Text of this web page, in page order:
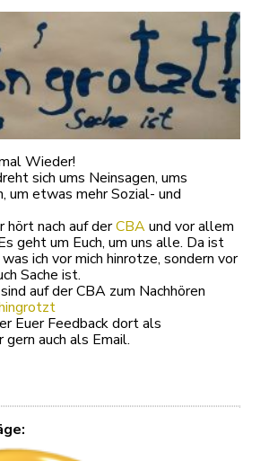
Wieder!
sich ums Neinsagen, ums
um etwas mehr Sozial- und
hört nach auf derCBAund vor allem
geht um Euch, um uns alle. Da ist
ich vor mich hinrotze, sondern vor
Sache ist.
auf der CBA zum Nachhören
Euer Feedback dort als
gern auch als Email.